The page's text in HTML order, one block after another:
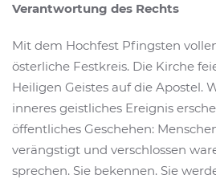
Verantwortung des Rechts
Mit dem Hochfest Pfingsten
österliche Festkreis. Die Kirche
Heiligen Geistes auf die Apostel.
inneres geistliches Ereignis
öffentliches Geschehen:
verängstigt und verschlossen
sprechen. Sie bekennen. Sie